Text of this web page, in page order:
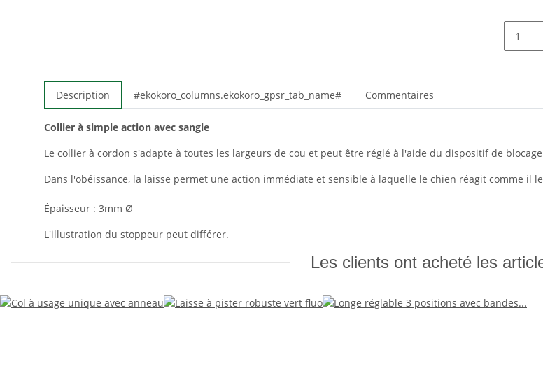
Description #ekokoro_columns.ekokoro_gpsr_tab_name# Commentaires
Collier à simple action avec sangle
Le collier à cordon s'adapte à toutes les largeurs de cou et peut être réglé à l'aide du dispositif de
Dans l'obéissance, la laisse permet une action immédiate et sensible à laquelle le chien réagit comme il
Épaisseur : 3mm Ø
L'illustration du stoppeur peut différer.
Les clients ont acheté les